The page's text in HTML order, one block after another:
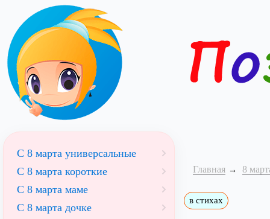
Главная 8
в стихах
С 8 марта универсальные
С 8 марта короткие
С 8 марта маме
С 8 марта дочке